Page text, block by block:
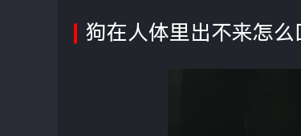
狗在人体里出不来怎么